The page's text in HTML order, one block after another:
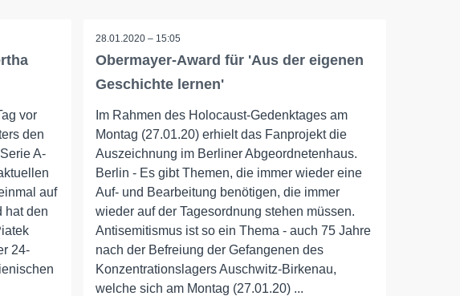
vor
den
A-
auf
hat den
24-
28.01.2020 – 15:05
Obermayer-Award für 'Aus der eigenen
Geschichte lernen'
Im Rahmen des Holocaust-Gedenktages am
Montag (27.01.20) erhielt das Fanprojekt die
Auszeichnung im Berliner Abgeordnetenhaus.
Berlin - Es gibt Themen, die immer wieder eine
Auf- und Bearbeitung benötigen, die immer
wieder auf der Tagesordnung stehen müssen.
Antisemitismus ist so ein Thema - auch 75 Jahre
nach der Befreiung der Gefangenen des
Konzentrationslagers Auschwitz-Birkenau,
welche sich am Montag (27.01.20) ...